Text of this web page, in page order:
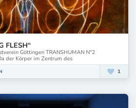
FLESH“
Göttingen TRANSHUMAN N°2
der Körper im Zentrum des
1